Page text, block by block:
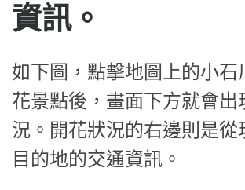
資訊。
如下圖，點擊地圖上的小石
花景點後，畫面下方就會出
況。開花狀況的右邊則是從
目的地的交通資訊。